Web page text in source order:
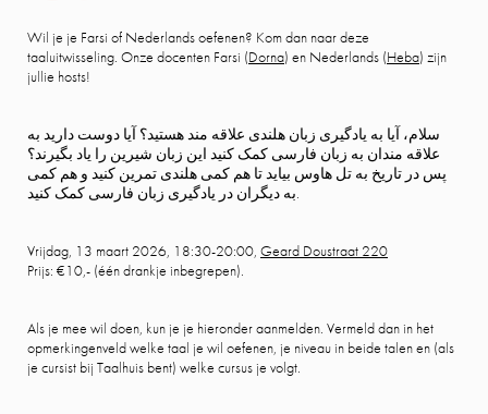
Wil je je Farsi of Nederlands oefenen? Kom dan naar deze
taaluitwisseling. Onze docenten Farsi (Dorna) en Nederlands (Heba) zijn
jullie hosts!
سلام، آیا به یادگیری زبان هلندی علاقه مند هستید؟ آیا دوست دارید به
علاقه مندان به زبان فارسی کمک کنید این زبان شیرین را یاد بگیرند؟
پس در تاریخ به تل هاوس بیاید تا هم کمی هلندی تمرین کنید و هم کمی
به دیگران در یادگیری زبان فارسی کمک کنید.
Vrijdag, 13 maart 2026, 18:30-20:00, Geard Doustraat 220
Prijs: €10,- (één drankje inbegrepen).
Als je mee wil doen, kun je je hieronder aanmelden. Vermeld dan in het
opmerkingenveld welke taal je wil oefenen, je niveau in beide talen en (als
je cursist bij Taalhuis bent) welke cursus je volgt.